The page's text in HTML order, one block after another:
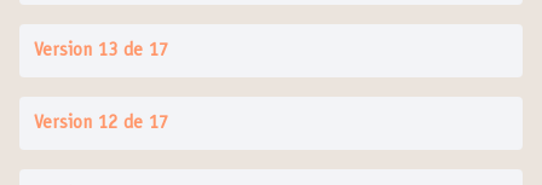
Version 13 de 17
Version 12 de 17